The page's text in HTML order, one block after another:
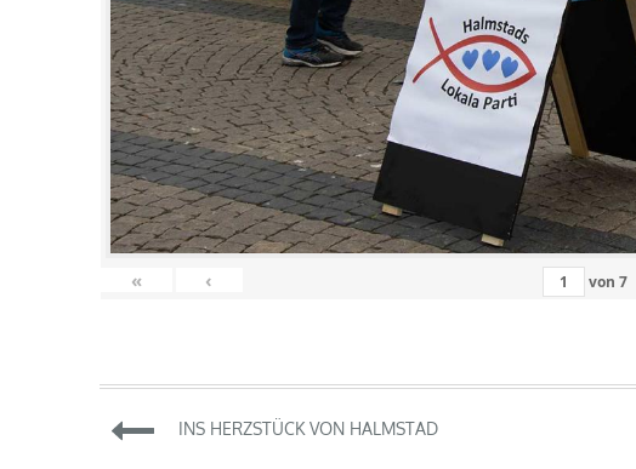
« ‹ von 7
Beitragsnavigation
INS HERZSTÜCK VON HALMSTAD